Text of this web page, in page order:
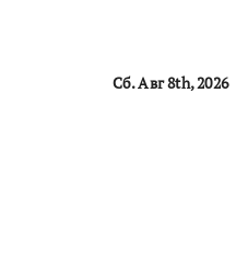
Сб. Авг 8th, 2026